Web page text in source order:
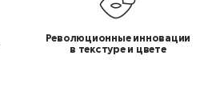
Революционные инновации
в текстуре и цвете